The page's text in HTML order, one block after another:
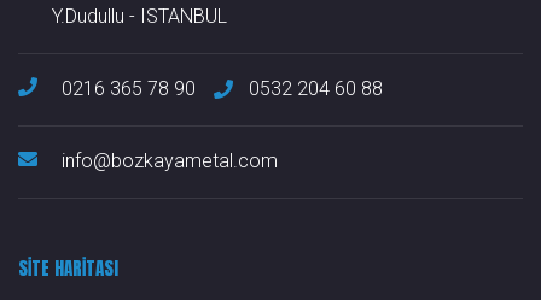
Y.Dudullu - ISTANBUL
0216 365 78 90 0532 204 60 88
info@bozkayametal.com
SITE HARITASI